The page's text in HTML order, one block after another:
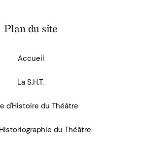
Plan du site
Accueil
La S.H.T.
d'Histoire du Théâtre
du Théâtre